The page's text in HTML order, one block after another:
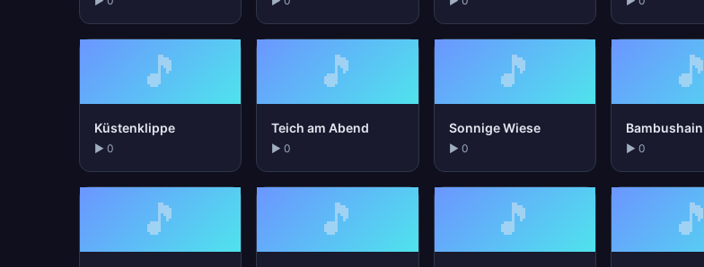
🎵
Küstenklippe
▶ 0
🎵
Teich am Abend
▶ 0
🎵
Sonnige Wiese
▶ 0
🎵
Bambushain
▶ 0
🎵 🎵 🎵 🎵